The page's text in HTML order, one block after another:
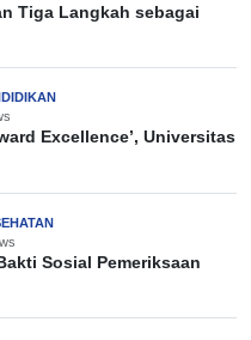
Tiga Langkah sebagai
Excellence’, Universitas
Sosial Pemeriksaan